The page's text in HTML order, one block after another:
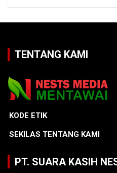
TENTANG KAMI
KODE ETIK
SEKILAS TENTANG KAMI
PT. SUARA KASIH